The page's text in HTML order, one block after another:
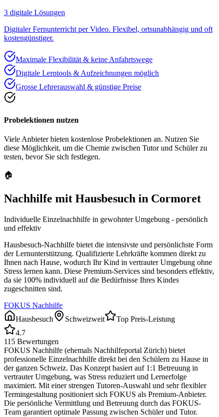
3 digitale Lösungen
Digitaler Fernunterricht per Video. Flexibel, ortsunabhängig und oft
kostengünstiger.
Maximale Flexibilität & keine Anfahrtswege
Digitale Lerntools & Aufzeichnungen möglich
Grosse Lehrerauswahl & günstige Preise
Probelektionen nutzen
Viele Anbieter bieten kostenlose Probelektionen an. Nutzen Sie
diese Möglichkeit, um die Chemie zwischen Tutor und Schüler zu
testen, bevor Sie sich festlegen.
🏠
Nachhilfe mit Hausbesuch in Cormoret
Individuelle Einzelnachhilfe in gewohnter Umgebung - persönlich
und effektiv
Hausbesuch-Nachhilfe bietet die intensivste und persönlichste Form
der Lernunterstützung. Qualifizierte Lehrkräfte kommen direkt zu
Ihnen nach Hause, wodurch Ihr Kind in vertrauter Umgebung ohne
Stress lernen kann. Diese Premium-Services sind besonders effektiv,
da sie 100% individuell auf die Bedürfnisse Ihres Kindes
zugeschnitten sind.
FOKUS Nachhilfe
Hausbesuch
Schweizweit
Top Preis-Leistung
4.7
115 Bewertungen
FOKUS Nachhilfe (ehemals Nachhilfeportal Zürich) bietet
professionelle Einzelnachhilfe direkt bei den Schülern zu Hause in
der ganzen Schweiz. Das Konzept basiert auf 1:1 Betreuung in
vertrauter Umgebung, was Stress reduziert und Lernerfolge
maximiert. Mit einer strengen Tutoren-Auswahl und sehr flexibler
Termingestaltung positioniert sich FOKUS als Premium-Anbieter.
Die persönliche Vermittlung und Betreuung durch das FOKUS-
Team garantiert optimale Passung zwischen Schüler und Tutor.